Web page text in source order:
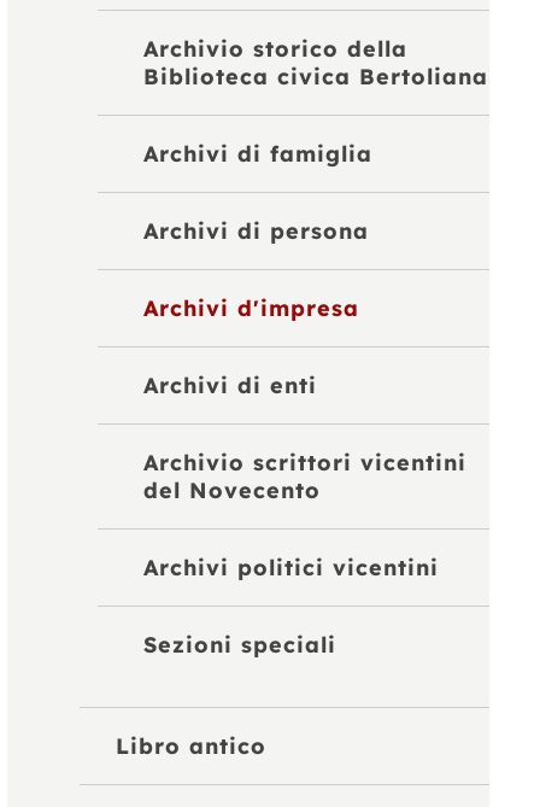
Archivio storico della
Biblioteca civica Bertoliana
Archivi di famiglia
Archivi di persona
Archivi d'impresa
Archivi di enti
Archivio scrittori vicentini
del Novecento
Archivi politici vicentini
Sezioni speciali
Libro antico